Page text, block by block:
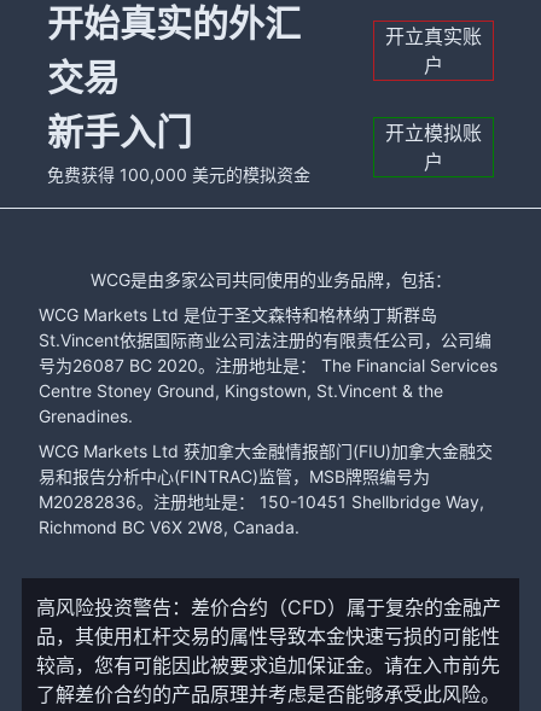
开始真实的外汇
交易
开立真实账
户
新手入门
免费获得 100,000 美元的模拟资金
开立模拟账
户
WCG是由多家公司共同使用的业务品牌，包括：
WCG Markets Ltd 是位于圣文森特和格林纳丁斯群岛
St.Vincent依据国际商业公司法注册的有限责任公司，公司编
号为26087 BC 2020。注册地址是： The Financial Services
Centre Stoney Ground, Kingstown, St.Vincent & the
Grenadines.
WCG Markets Ltd 获加拿大金融情报部门(FIU)加拿大金融交
易和报告分析中心(FINTRAC)监管，MSB牌照编号为
M20282836。注册地址是： 150-10451 Shellbridge Way,
Richmond BC V6X 2W8, Canada.
高风险投资警告：差价合约（CFD）属于复杂的金融产
品，其使用杠杆交易的属性导致本金快速亏损的可能性
较高，您有可能因此被要求追加保证金。请在入市前先
了解差价合约的产品原理并考虑是否能够承受此风险。